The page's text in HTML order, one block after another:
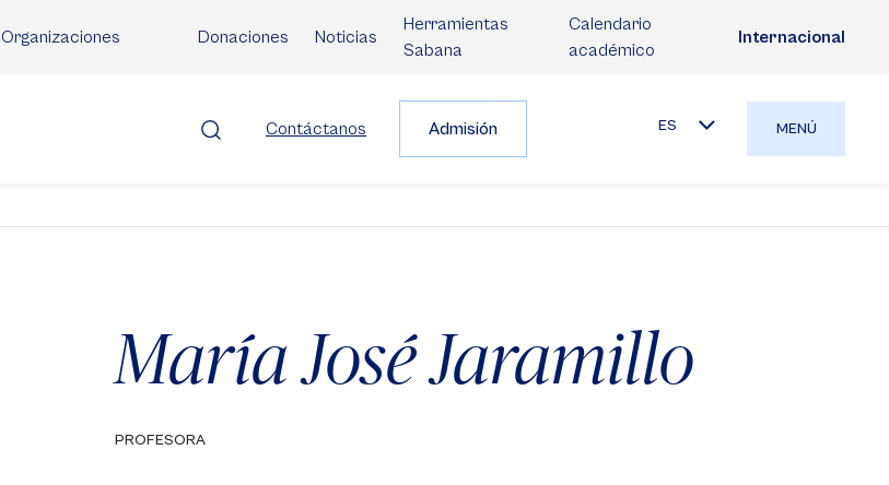
Organizaciones Donaciones Noticias
Herramientas
Sabana
Calendario
académico
Internacional
Contáctanos Admisión ES MENÚ
María José Jaramillo
PROFESORA